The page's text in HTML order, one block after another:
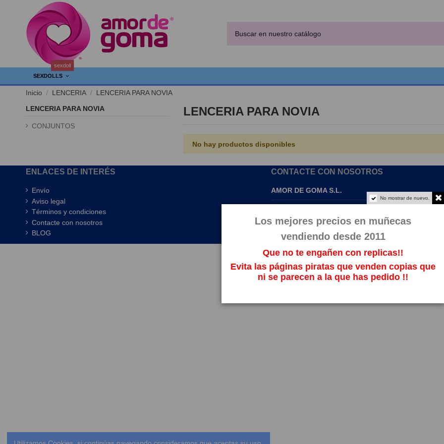
SEXDOLLS
sexdoll
Inicio LENCERIA LENCERIA PARA NOVIA
LENCERIA PARA NOVIA
No hay productos disponibles
LENCERIA PARA NOVIA
CONJUNTOS
ENLACES DE INTERÉS
Envío
Aviso legal
Términos y condiciones
Contacte con nosotros
BLOG
CONTACTE CON NOSOTROS
AMOR DE GOMA S.L.
No mostrar de nuevo.
Los mejores precios en muñecas
vendiendo desde 2011
Que no te engañen con replicas!!
Evita las páginas piratas que venden copias que
ni se parecen a la que has pedido !!